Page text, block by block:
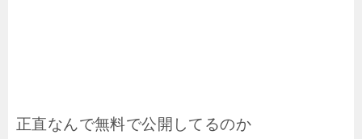
正直なんで無料で公開してるのか